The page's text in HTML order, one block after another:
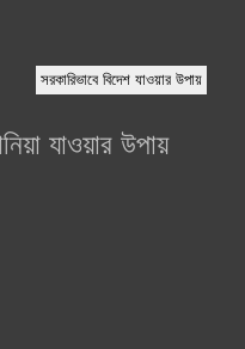
সরকারিভাবে বিদেশ যাওয়ার উপায়
যাওয়ার উপায়